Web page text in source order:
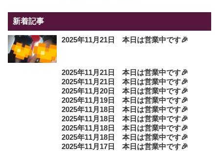
新着記事
2025年11月21日 本日は営業中です🎉
2025年11月21日 本日は営業中です🎉
2025年11月21日 本日は営業中です🎉
2025年11月20日 本日は営業中です🎉
2025年11月19日 本日は営業中です🎉
2025年11月18日 本日は営業中です🎉
2025年11月18日 本日は営業中です🎉
2025年11月18日 本日は営業中です🎉
2025年11月18日 本日は営業中です🎉
2025年11月17日 本日は営業中です🎉